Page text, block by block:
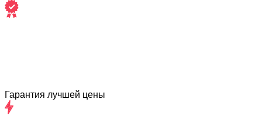
Гарантия лучшей цены